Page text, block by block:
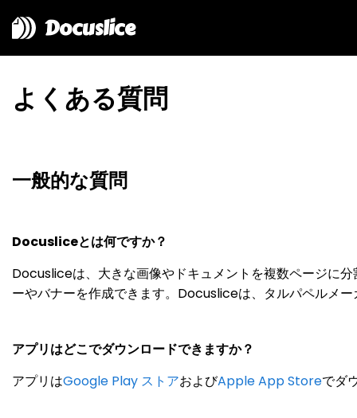
Docuslice
よくある質問
一般的な質問
Docusliceとは何ですか？
Docusliceは、大きな画像やドキュメントを複数ページに
ーやバナーを作成できます。Docusliceは、タルパペルメ
アプリはどこでダウンロードできますか？
アプリはGoogle Play ストアおよびApple App Storeでダ